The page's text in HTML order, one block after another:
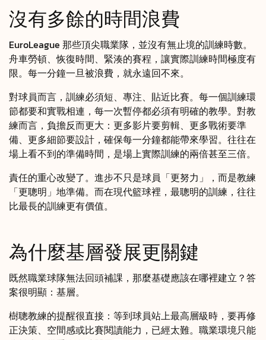
沒有多餘的時間浪費
EuroLeague 那些頂尖職業隊，並沒有無止境的訓練時數。
舟車勞頓、恢復時間、緊湊的賽程，讓實際訓練時間極度有
限。每一分鐘一旦被浪費，就永遠回不來。
對球員而言，訓練必須短、專注、貼近比賽。每一個訓練環
節都要和實戰相連，每一次暫停都必須有明確的教學。對教
練而言，負擔反而更大：更多影片要剪輯、更多戰術要準
備、更多細節要設計，確保每一分鐘都能帶來學習。往往在
場上看不到的準備時間，是場上實際訓練的兩倍甚至三倍。
責任的重心改變了。進步不只是球員「更努力」，而是教練
「更聰明」地準備。而在現代籃球裡，最聰明的訓練，往往
比最長的訓練更有價值。
為什麼基層發展更關鍵
既然職業球隊無法回頭補課，那麼基礎應該在哪裡建立？答
案很明顯：基層。
樹聰教練的提醒很直接：等到球員站上最高層級時，要再修
正決策、空間感或比賽閱讀能力，已經太難。職業環境只能